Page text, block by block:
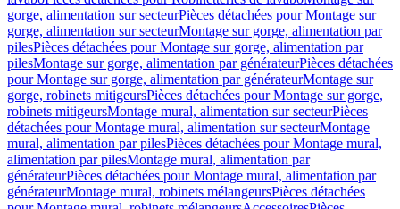
gorge, alimentation sur secteurPièces détachées pour Montage sur
gorge, alimentation sur secteurMontage sur gorge, alimentation par
pilesPièces détachées pour Montage sur gorge, alimentation par
pilesMontage sur gorge, alimentation par générateurPièces détachées
pour Montage sur gorge, alimentation par générateurMontage sur
gorge, robinets mitigeursPièces détachées pour Montage sur gorge,
robinets mitigeursMontage mural, alimentation sur secteurPièces
détachées pour Montage mural, alimentation sur secteurMontage
mural, alimentation par pilesPièces détachées pour Montage mural,
alimentation par pilesMontage mural, alimentation par
générateurPièces détachées pour Montage mural, alimentation par
générateurMontage mural, robinets mélangeursPièces détachées